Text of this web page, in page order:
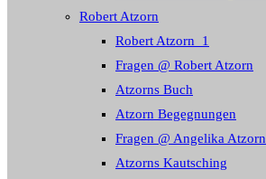
Robert Atzorn
Robert Atzorn_1
Fragen @ Robert Atzorn
Atzorns Buch
Atzorn Begegnungen
Fragen @ Angelika Atzorn
Atzorns Kautsching